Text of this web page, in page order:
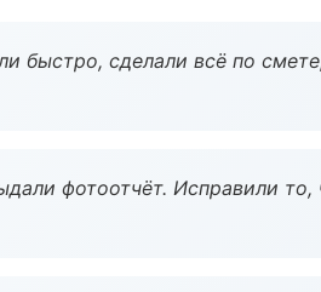
быстро, сделали всё по
фотоотчёт. Исправили то,